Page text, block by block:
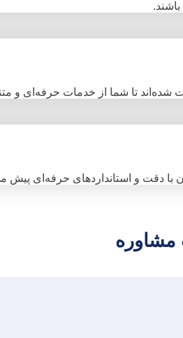
تا شما از خدمات حرفه‌ای و
با دقت و استانداردهای حرفه‌ای پیش
مشاوره